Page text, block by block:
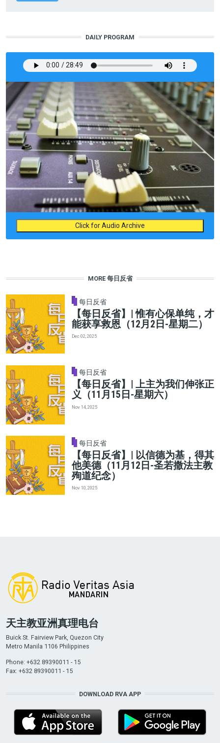
DAILY PROGRAM
Click for Audio Archive
MORE 每日反省
每日反省
【每日反省】| 惟有心保单纯，才
能获享救恩（12月2日-星期二）
Dec 02, 2025
每日反省
【每日反省】| 上主为我们伸张正
义（11月15日-星期六）
Nov 14, 2025
每日反省
【每日反省】| 以信德为基，得其
他美德（11月12日-圣若撒法主教
殉道纪念）
Nov 10, 2025
天主教亚洲真理电台
Buick St. Fairview Park, Quezon City
Metro Manila 1106 Philippines
Phone: +632 89390011 - 15
Fax: +632 89390011 - 15
DOWNLOAD RVA APP